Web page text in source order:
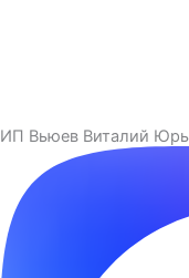
ИП Вьюев Виталий